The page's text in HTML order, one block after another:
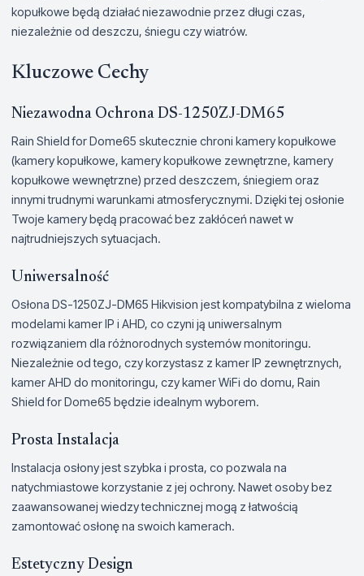
kopułkowe będą działać niezawodnie przez długi czas,
niezależnie od deszczu, śniegu czy wiatrów.
Kluczowe Cechy
Niezawodna Ochrona DS-1250ZJ-DM65
Rain Shield for Dome65 skutecznie chroni kamery kopułkowe
(kamery kopułkowe, kamery kopułkowe zewnętrzne, kamery
kopułkowe wewnętrzne) przed deszczem, śniegiem oraz
innymi trudnymi warunkami atmosferycznymi. Dzięki tej osłonie
Twoje kamery będą pracować bez zakłóceń nawet w
najtrudniejszych sytuacjach.
Uniwersalność
Osłona DS-1250ZJ-DM65 Hikvision jest kompatybilna z wieloma
modelami kamer IP i AHD, co czyni ją uniwersalnym
rozwiązaniem dla różnorodnych systemów monitoringu.
Niezależnie od tego, czy korzystasz z kamer IP zewnętrznych,
kamer AHD do monitoringu, czy kamer WiFi do domu, Rain
Shield for Dome65 będzie idealnym wyborem.
Prosta Instalacja
Instalacja osłony jest szybka i prosta, co pozwala na
natychmiastowe korzystanie z jej ochrony. Nawet osoby bez
zaawansowanej wiedzy technicznej mogą z łatwością
zamontować osłonę na swoich kamerach.
Estetyczny Design